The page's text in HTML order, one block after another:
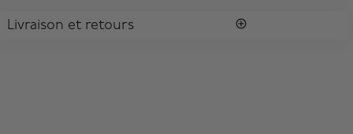
Livraison et retours